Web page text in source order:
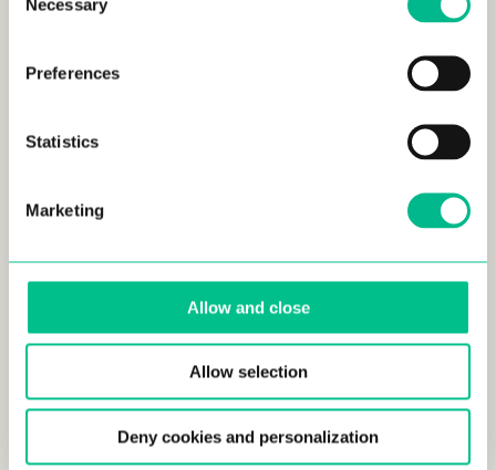
Selection
Necessary
Preferences
Statistics
Marketing
Allow and close
Allow selection
Deny cookies and personalization